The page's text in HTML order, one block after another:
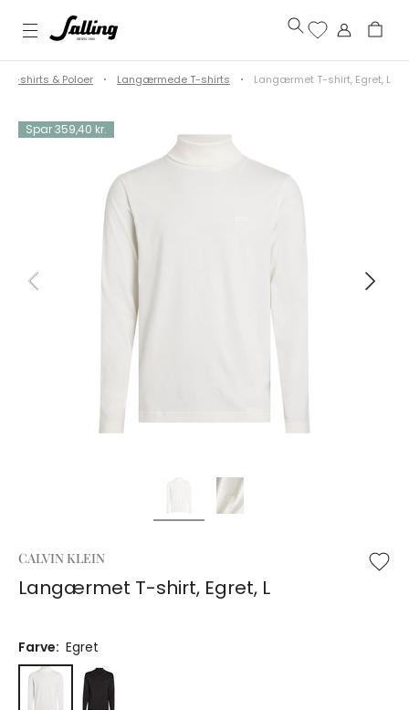
T-shirts & Poloer Langærmede T-shirts Langærmet T-shirt, Egret, L
Spar 359,40 kr.
CALVIN KLEIN
Langærmet T-shirt, Egret, L
Farve: Egret